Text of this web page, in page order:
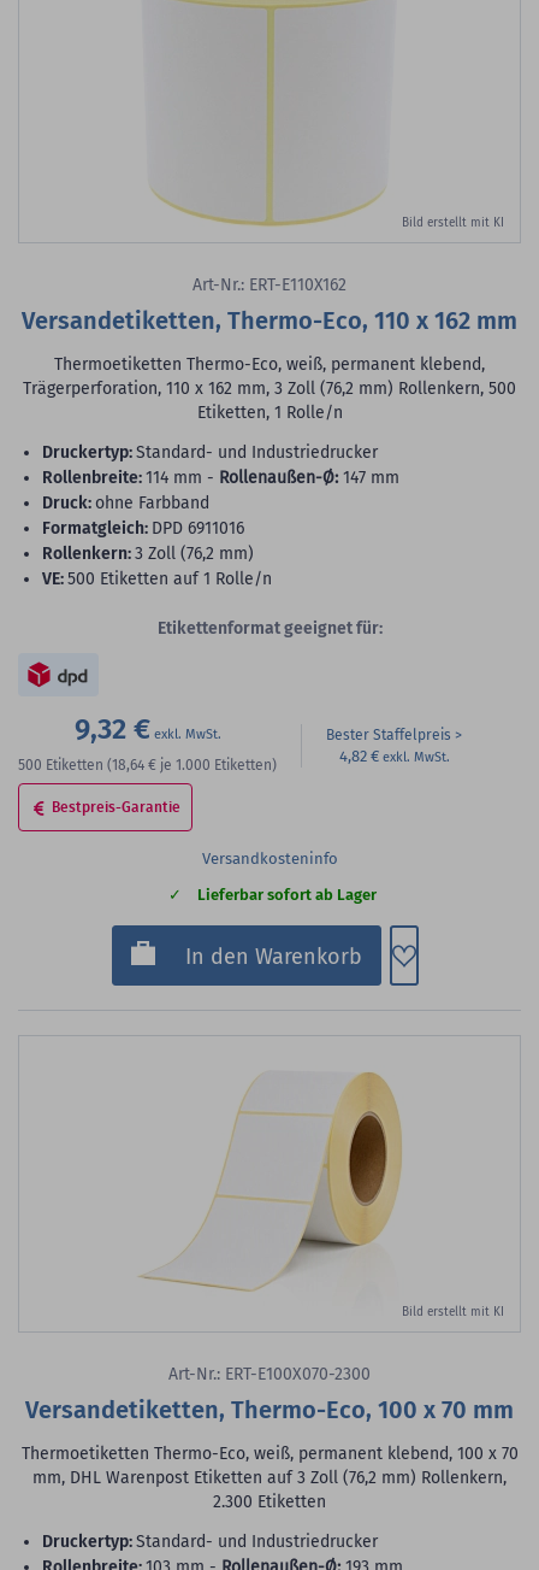
Bild erstellt mit KI
Art-Nr.: ERT-E110X162
Versandetiketten, Thermo-Eco, 110 x 162 mm
Thermoetiketten Thermo-Eco, weiß, permanent klebend,
Trägerperforation, 110 x 162 mm, 3 Zoll (76,2 mm) Rollenkern, 500
Etiketten, 1 Rolle/n
Druckertyp:Standard- und Industriedrucker
Rollenbreite:114 mm - Rollenaußen-Ø: 147 mm
Druck: ohne Farbband
Formatgleich: DPD 6911016
Rollenkern:3 Zoll (76,2 mm)
VE:500 Etiketten auf 1 Rolle/n
Etikettenformat geeignet für:
9,32 €
500 Etiketten (18,64 € je 1.000 Etiketten)
Bester Staffelpreis
4,82 €
Bestpreis-Garantie
Versandkosteninfo
Lieferbar sofort ab Lager
In den Warenkorb Zum
Bild erstellt mit KI
Art-Nr.: ERT-E100X070-2300
Versandetiketten, Thermo-Eco, 100 x 70 mm
Thermoetiketten Thermo-Eco, weiß, permanent klebend, 100 x 70
mm, DHL Warenpost Etiketten auf 3 Zoll (76,2 mm) Rollenkern,
2.300 Etiketten
Druckertyp:Standard- und Industriedrucker